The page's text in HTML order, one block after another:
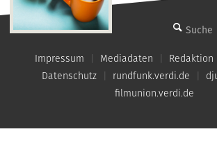
MMM - Menschen machen Medien
Impressum Mediadaten Redaktion
Datenschutz
rundfunk.verdi.de
filmunion.verdi.de